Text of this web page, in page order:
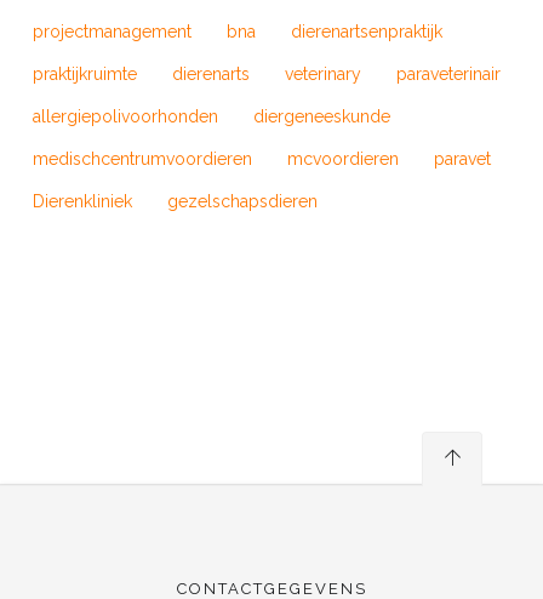
projectmanagement bna dierenartsenpraktijk
praktijkruimte dierenarts veterinary paraveterinair
allergiepolivoorhonden diergeneeskunde
medischcentrumvoordieren mcvoordieren paravet
Dierenkliniek gezelschapsdieren
CONTACTGEGEVENS